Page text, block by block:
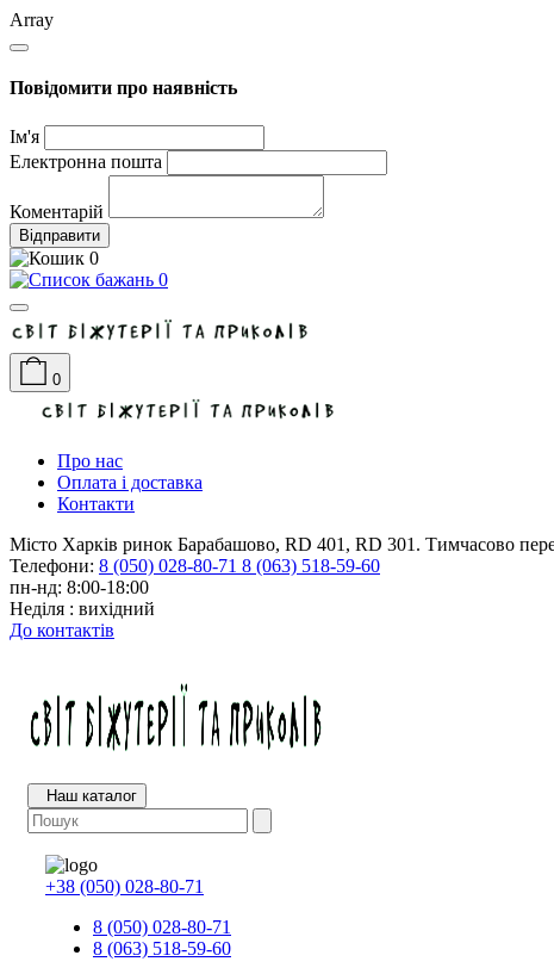
Array
Повідомити про наявність
Ім'я
Електронна пошта
Коментарій
Відправити
0
0
0
Про нас
Оплата і доставка
Контакти
Місто Харків ринок Барабашово, RD 401, RD 301. Тимчасово
Телефони: 8 (050) 028-80-71 8 (063) 518-59-60
пн-нд: 8:00-18:00
Неділя : вихідний
До контактів
Наш каталог
+38 (050) 028-80-71
8 (050) 028-80-71
8 (063) 518-59-60